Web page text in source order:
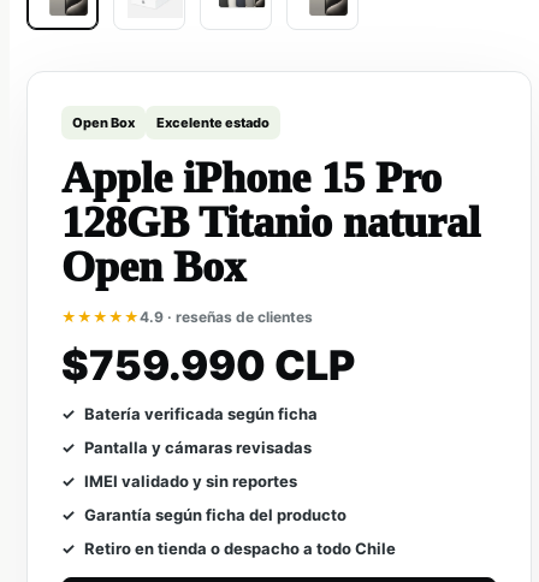
Open Box Excelente estado
Apple iPhone 15 Pro
128GB Titanio natural
Open Box
★★★★★4.9 · reseñas de clientes
$759.990 CLP
Batería verificada según ficha
Pantalla y cámaras revisadas
IMEI validado y sin reportes
Garantía según ficha del producto
Retiro en tienda o despacho a todo Chile